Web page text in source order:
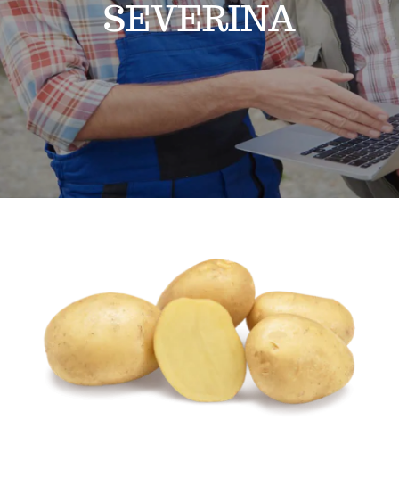
Kontakt
Korpa
SEVERINA